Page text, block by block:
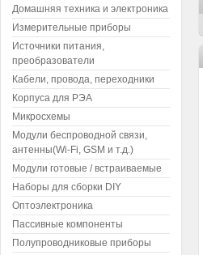
Домашняя техника и электроника
Измерительные приборы
Источники питания,
преобразователи
Кабели, провода, переходники
Корпуса для РЭА
Микросхемы
Модули беспроводной связи,
антенны(Wi-Fi, GSM и т.д.)
Модули готовые / встраиваемые
Наборы для сборки DIY
Оптоэлектроника
Пассивные компоненты
Полупроводниковые приборы